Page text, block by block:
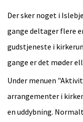
Der sker noget i
gange deltager flere
gudstjeneste i
gange er det møder
Under menuen
arrangementer i
en uddybning.